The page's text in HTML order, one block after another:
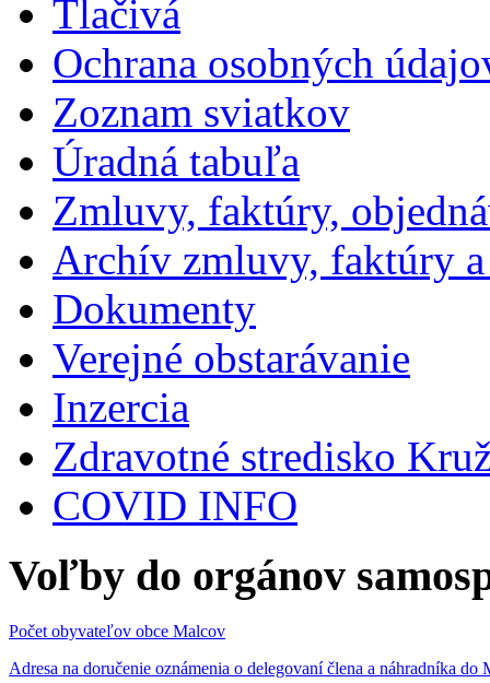
Tlačivá
Ochrana osobných
Zoznam sviatkov
Úradná tabuľa
Zmluvy, faktúry,
Archív zmluvy, faktúry
Dokumenty
Verejné obstarávanie
Inzercia
Zdravotné stredisko
COVID INFO
Voľby do orgánov
Počet obyvateľov obce Malcov
Adresa na doručenie oznámenia o delegovaní člena a náhradníka